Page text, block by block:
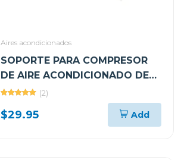
Aires acondicionados
SOPORTE PARA COMPRESOR
DE AIRE ACONDICIONADO DE
9000 A 36000 BTU NW203
(2)
$29.95 Add